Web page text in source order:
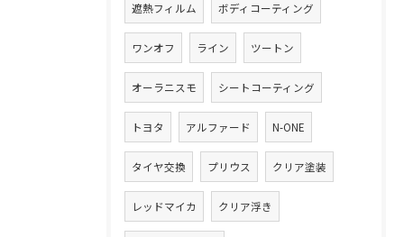
遮熱フィルム ボディコーティング
ワンオフ ライン ツートン
オーラニスモ シートコーティング
トヨタ アルファード N-ONE
タイヤ交換 プリウス クリア塗装
レッドマイカ クリア浮き